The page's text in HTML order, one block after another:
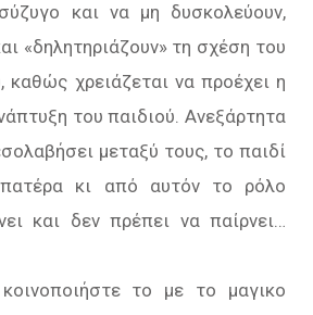
και να μη δυσκολεύουν,
«δηλητηριάζουν» τη σχέση του
καθώς χρειάζεται να προέχει η
του παιδιού. Ανεξάρτητα
μεταξύ τους, το παιδί
πατέρα κι από αυτόν το ρόλο
και δεν πρέπει να παίρνει…
το με το μαγικο